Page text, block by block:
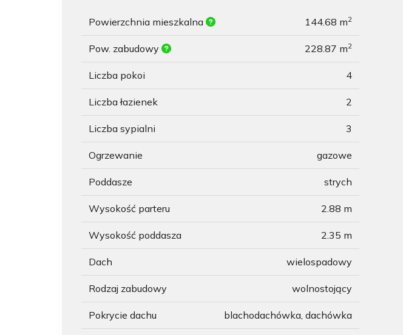
Powierzchnia mieszkalna 144.68 m2
Pow. zabudowy 228.87 m2
Liczba pokoi 4
Liczba łazienek 2
Liczba sypialni 3
Ogrzewanie gazowe
Poddasze strych
Wysokość parteru 2.88 m
Wysokość poddasza 2.35 m
Dach wielospadowy
Rodzaj zabudowy wolnostojący
Pokrycie dachu blachodachówka, dachówka